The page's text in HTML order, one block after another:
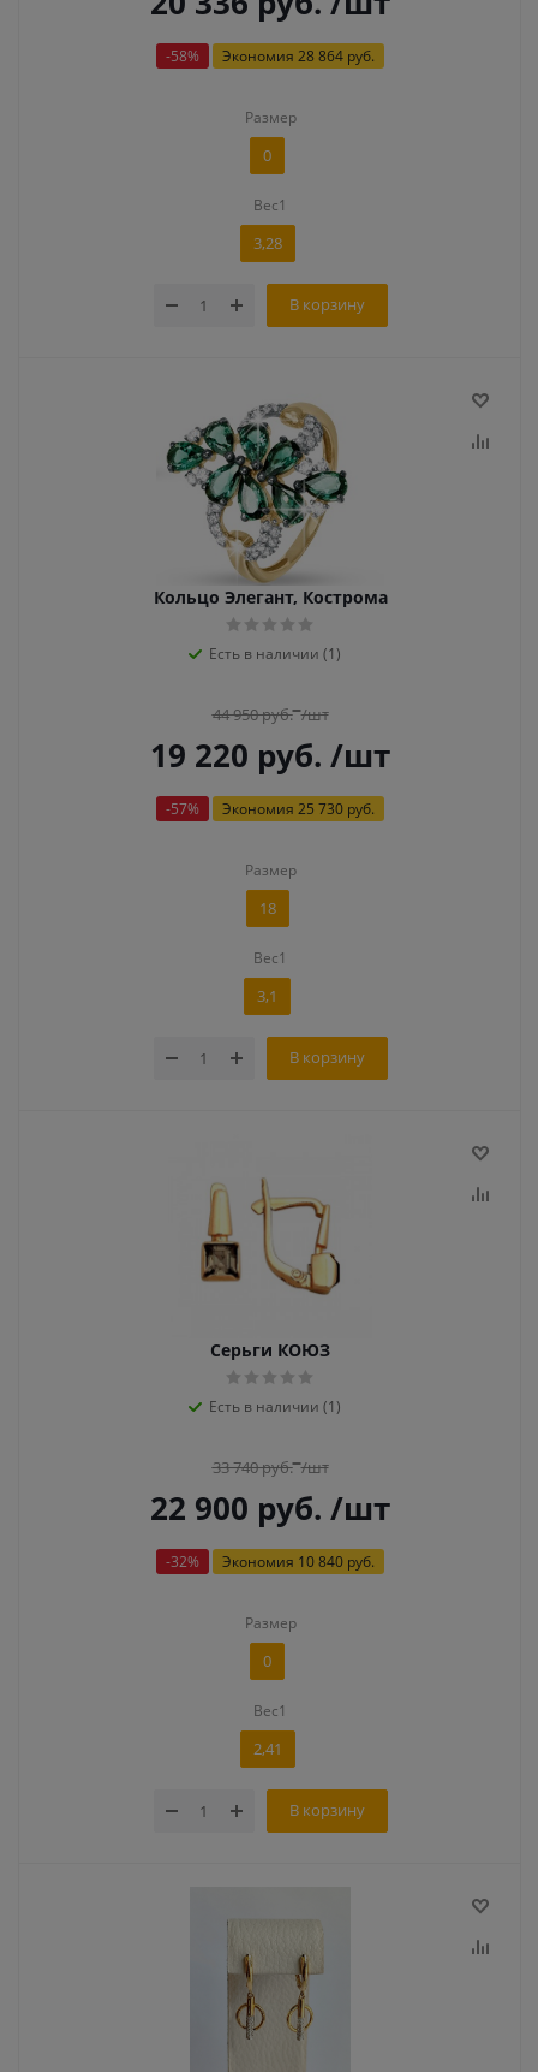
-58% Экономия 28 864 руб.
Размер
0
Вес1
3,28
В корзину
Кольцо Элегант, Кострома
Есть в наличии (1)
44 950руб. /шт
19 220 руб. /шт
-57% Экономия 25 730 руб.
Размер
18
Вес1
3,1
В корзину
Серьги КОЮЗ
Есть в наличии (1)
33 740руб. /шт
22 900 руб. /шт
-32% Экономия 10 840 руб.
Размер
0
Вес1
2,41
В корзину